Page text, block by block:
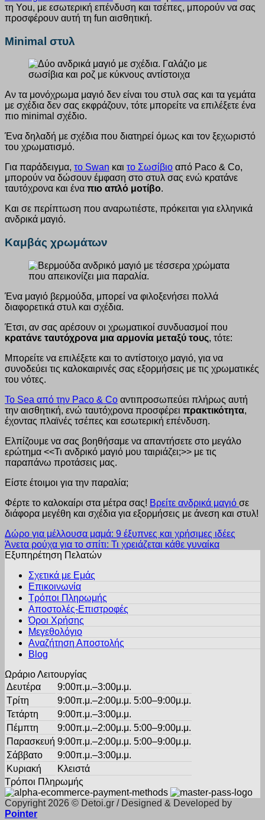
τη You, με εσωτερική επένδυση και τσέπες, μπορούν να σας
προσφέρουν αυτή τη fun αισθητική.
Minimal στυλ
Αν τα μονόχρωμα μαγιό δεν είναι του στυλ σας και τα γεμάτα
με σχέδια δεν σας εκφράζουν, τότε μπορείτε να επιλέξετε ένα
πιο minimal σχέδιο.
Ένα δηλαδή με σχέδια που διατηρεί όμως και τον ξεχωριστό
του χρωματισμό.
Για παράδειγμα, το Swan και το Σωσίβιο από Paco & Co,
μπορούν να δώσουν έμφαση στο στυλ σας ενώ κρατάνε
ταυτόχρονα και ένα πιο απλό μοτίβο.
Και σε περίπτωση που αναρωτιέστε, πρόκειται για ελληνικά
ανδρικά μαγιό.
Καμβάς χρωμάτων
Ένα μαγιό βερμούδα, μπορεί να φιλοξενήσει πολλά
διαφορετικά στυλ και σχέδια.
Έτσι, αν σας αρέσουν οι χρωματικοί συνδυασμοί που
κρατάνε ταυτόχρονα μια αρμονία μεταξύ τους, τότε:
Μπορείτε να επιλέξετε και το αντίστοιχο μαγιό, για να
συνοδεύει τις καλοκαιρινές σας εξορμήσεις με τις χρωματικές
του νότες.
Το Sea από την Paco & Co αντιπροσωπεύει πλήρως αυτή
την αισθητική, ενώ ταυτόχρονα προσφέρει πρακτικότητα,
έχοντας πλαϊνές τσέπες και εσωτερική επένδυση.
Ελπίζουμε να σας βοηθήσαμε να απαντήσετε στο μεγάλο
ερώτημα <<Τι ανδρικό μαγιό μου ταιριάζει;>> με τις
παραπάνω προτάσεις μας.
Είστε έτοιμοι για την παραλία;
Φέρτε το καλοκαίρι στα μέτρα σας! Βρείτε ανδρικά μαγιό σε
διάφορα μεγέθη και σχέδια για εξορμήσεις με άνεση και στυλ!
Δώρο για μέλλουσα μαμά: 9 έξυπνες και χρήσιμες ιδέες
Άνετα ρούχα για το σπίτι: Τι χρειάζεται κάθε γυναίκα
Εξυπηρέτηση Πελατών
Σχετικά με Εμάς
Επικοινωνία
Τρόποι Πληρωμής
Αποστολές-Επιστροφές
Όροι Χρήσης
Μεγεθολόγιο
Αναζήτηση Αποστολής
Blog
Ωράριο Λειτουργίας
Δευτέρα
9:00π.μ.–3:00μ.μ.
Τρίτη
9:00π.μ.–2:00μ.μ. 5:00–9:00μ.μ.
Τετάρτη
9:00π.μ.–3:00μ.μ.
Πέμπτη
9:00π.μ.–2:00μ.μ. 5:00–9:00μ.μ.
Παρασκευή 9:00π.μ.–2:00μ.μ. 5:00–9:00μ.μ.
Σάββατο
9:00π.μ.–3:00μ.μ.
Κυριακή
Κλειστά
Τρόποι Πληρωμής
Copyright 2026 © Detoi.gr / Designed & Developed by
Pointer